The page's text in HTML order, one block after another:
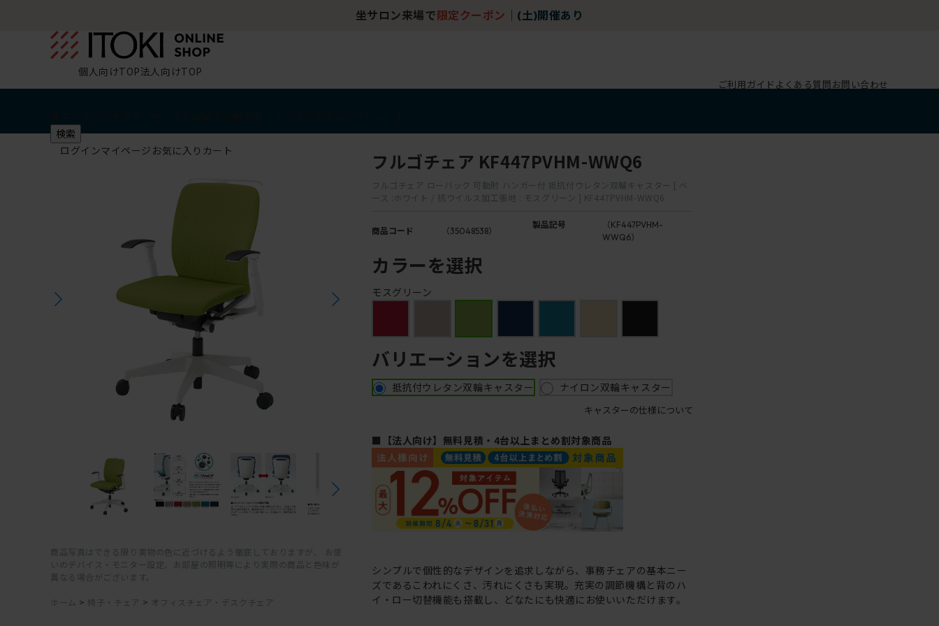
坐サロン来場で 限定クーポン (土)開催あり
個人向けTOP法人向けTOP
ご利用ガイド よくある質問お問い合わせ
検索
ログインマイページ お気に入り カート
商品写真はできる限り実物の色に近づけるよう徹底しておりますが、 お使
いのデバイス・モニター設定、お部屋の照明等により実際の商品と色味が
異なる場合がございます。
ホーム > 椅子・チェア > オフィスチェア・デスクチェア
フルゴチェア KF447PVHM-WWQ6
フルゴチェア ローバック 可動肘 ハンガー付 抵抗付ウレタン双輪キャスター [ ベ
ース :ホワイト / 抗ウイルス加工張地 : モスグリーン ] KF447PVHM-WWQ6
商品コード （35048538）
製品記号
（KF447PVHM-
WWQ6）
カラーを選択
モスグリーン
バリエーションを選択
抵抗付ウレタン双輪キャスター ナイロン双輪キャスター
キャスターの仕様について
■【法人向け】無料見積・4台以上まとめ割対象商品
シンプルで個性的なデザインを追求しながら、事務チェアの基本ニー
ズであるこわれにくさ、汚れにくさも実現。充実の調節機構と背のハ
イ・ロー切替機能も搭載し、どなたにも快適にお使いいただけます。